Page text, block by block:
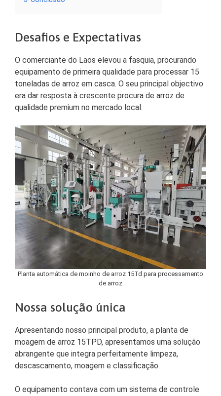
Desafios e Expectativas
O comerciante do Laos elevou a fasquia, procurando
equipamento de primeira qualidade para processar 15
toneladas de arroz em casca. O seu principal objectivo
era dar resposta à crescente procura de arroz de
qualidade premium no mercado local.
Planta automática de moinho de arroz 15Td para processamento
de arroz
Nossa solução única
Apresentando nosso principal produto, a planta de
moagem de arroz 15TPD, apresentamos uma solução
abrangente que integra perfeitamente limpeza,
descascamento, moagem e classificação.
O equipamento contava com um sistema de controle